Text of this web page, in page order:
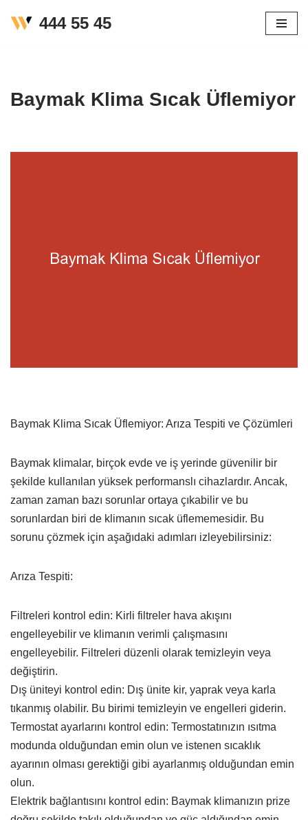
444 55 45
Baymak Klima Sıcak Üflemiyor
Baymak Klima Sıcak Üflemiyor: Arıza Tespiti ve Çözümleri
Baymak klimalar, birçok evde ve iş yerinde güvenilir bir
şekilde kullanılan yüksek performanslı cihazlardır. Ancak,
zaman zaman bazı sorunlar ortaya çıkabilir ve bu
sorunlardan biri de klimanın sıcak üflememesidir. Bu
sorunu çözmek için aşağıdaki adımları izleyebilirsiniz:
Arıza Tespiti:
Filtreleri kontrol edin: Kirli filtreler hava akışını
engelleyebilir ve klimanın verimli çalışmasını
engelleyebilir. Filtreleri düzenli olarak temizleyin veya
değiştirin.
Dış üniteyi kontrol edin: Dış ünite kir, yaprak veya karla
tıkanmış olabilir. Bu birimi temizleyin ve engelleri giderin.
Termostat ayarlarını kontrol edin: Termostatınızın ısıtma
modunda olduğundan emin olun ve istenen sıcaklık
ayarının olması gerektiği gibi ayarlanmış olduğundan emin
olun.
Elektrik bağlantısını kontrol edin: Baymak klimanızın prize